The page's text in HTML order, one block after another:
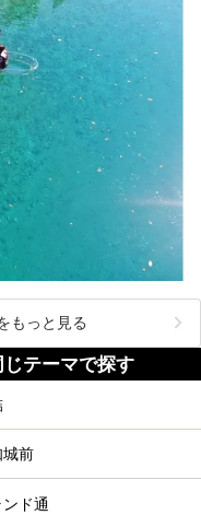
もっと見る
テーマで探す
城前
ド通